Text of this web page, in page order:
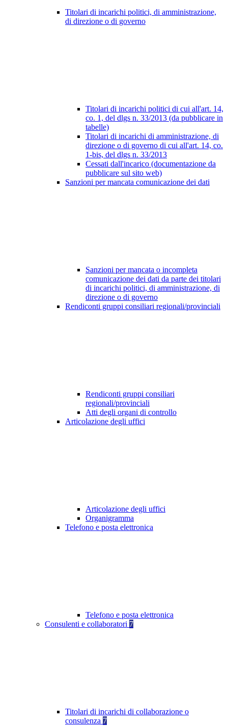
Titolari di incarichi politici, di amministrazione,
di direzione o di governo
Titolari di incarichi politici di cui all'art. 14,
co. 1, del dlgs n. 33/2013 (da pubblicare in
tabelle)
Titolari di incarichi di amministrazione, di
direzione o di governo di cui all'art. 14, co.
1-bis, del dlgs n. 33/2013
Cessati dall'incarico (documentazione da
pubblicare sul sito web)
Sanzioni per mancata comunicazione dei dati
Sanzioni per mancata o incompleta
comunicazione dei dati da parte dei titolari
di incarichi politici, di amministrazione, di
direzione o di governo
Rendiconti gruppi consiliari regionali/provinciali
Rendiconti gruppi consiliari
regionali/provinciali
Atti degli organi di controllo
Articolazione degli uffici
Articolazione degli uffici
Organigramma
Telefono e posta elettronica
Telefono e posta elettronica
Consulenti e collaboratori 7
Titolari di incarichi di collaborazione o
consulenza 7